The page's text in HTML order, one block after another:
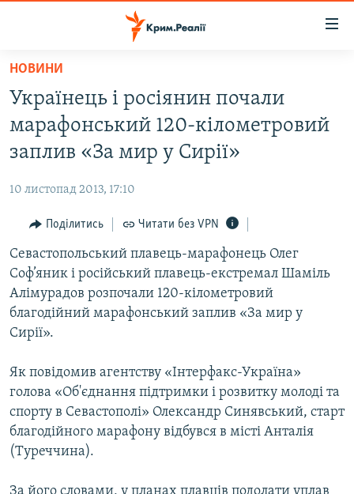
Перейти
основного
матеріалу
Перейти
до
основної
Перейти
пошуку
ВОДА.КРИМ
ВІДЕО ТА ФОТО
БЛОГИ
ПОГЛЯД
ІНТЕРВ'Ю
ВСЕ ЗА ДЕНЬ
СПЕЦПРОЕКТИ
ДЕПОРТАЦІЯ
ВІДЕОУРОКИ «ELIFBE»
СВІДЧЕННЯ ОКУПАЦІЇ
УКРАЇНСЬКА ПРОБЛЕМА КРИМУ
ІНФОГРАФІКА
ЯК ОБІЙТИ БЛОКУВАННЯ
Русский
Qırımtatar
ДОЛУЧАЙСЯ!
НОВИНИ
Українець і росіянин почали
марафонський 120-кілометровий
заплив «За мир у Сирії»
10 листопад 2013, 17:10
Поділитись Читати без VPN
Севастопольський плавець-марафонець Олег
Соф’яник і російський плавець-екстремал Шаміль
Алімурадов розпочали 120-кілометровий
благодійний марафонський заплив «За мир у
Сирії».
Як повідомив агентству «Інтерфакс-Україна»
голова «Об'єднання підтримки і розвитку молоді та
спорту в Севастополі» Олександр Синявський, старт
благодійного марафону відбувся в місті Анталія
(Туреччина).